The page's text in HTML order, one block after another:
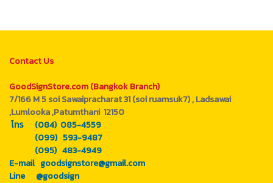
Contact Us
GoodSignStore.com (Bangkok Branch)
7/166 M 5 soi Sawaipracharat 31 (soi ruamsuk7) , Ladsawai
,Lumlooka ,Patumthani 12150
โทร (084) 085-4559
(099) 593-9487
(095) 483-4949
E-mail goodsignstore@gmail.com
Line @goodsign